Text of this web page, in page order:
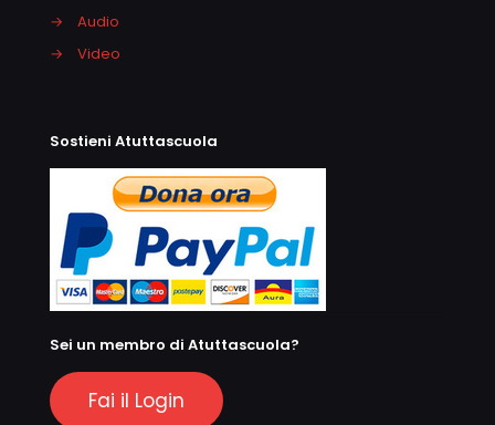
→
Audio
→
Video
Sostieni Atuttascuola
Sei un membro di Atuttascuola?
Fai il Login